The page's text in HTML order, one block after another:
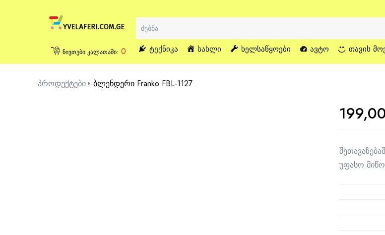
ნივთები კალათაში: 0 ᲢᲔᲥᲜᲘᲙᲐ ᲡᲐᲮᲚᲘ ᲮᲔᲚᲡᲐᲬᲧᲝᲔᲑᲘ ᲐᲕᲢᲝ ᲗᲐᲕᲘᲡ
პროდუქტები ბლენდერი Franko FBL-1127
უფასო